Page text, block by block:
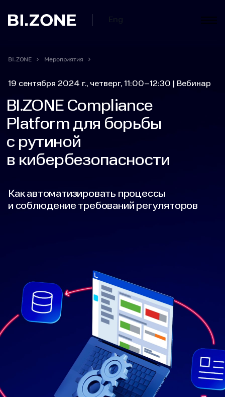
Eng
BI.ZONE Мероприятия
19 сентября 2024 г., четверг, 11:00–12:30 Вебинар
BI.ZONE Compliance
Platform для борьбы
с рутиной
в кибербезопасности
Как автоматизировать процессы
и соблюдение требований регуляторов